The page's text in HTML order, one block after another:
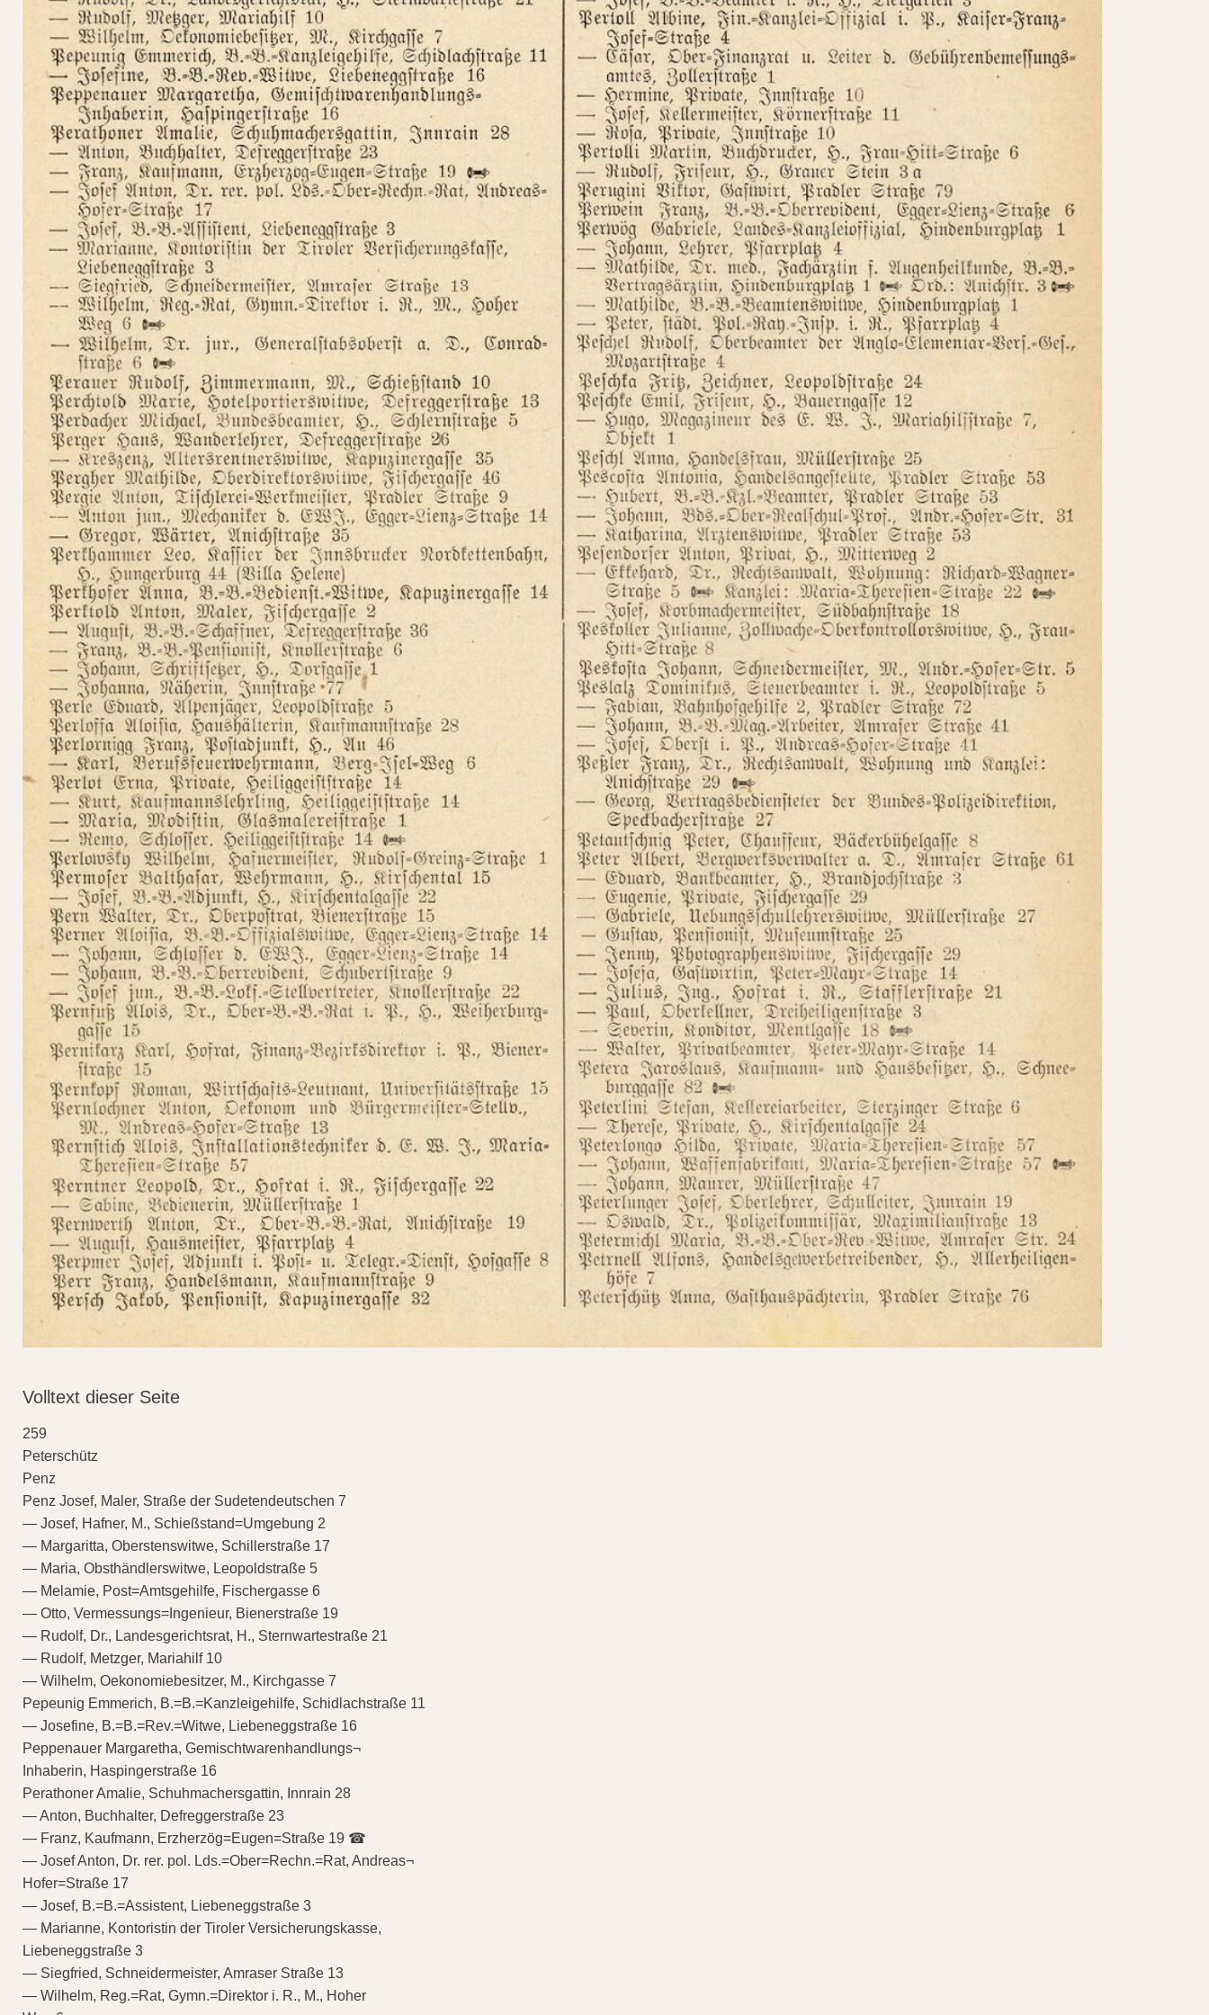
Volltext dieser Seite
259
Peterschütz
Penz
Penz Josef, Maler, Straße der Sudetendeutschen 7
— Josef, Hafner, M., Schießstand=Umgebung 2
— Margaritta, Oberstenswitwe, Schillerstraße 17
— Maria, Obsthändlerswitwe, Leopoldstraße 5
— Melamie, Post=Amtsgehilfe, Fischergasse 6
— Otto, Vermessungs=Ingenieur, Bienerstraße 19
— Rudolf, Dr., Landesgerichtsrat, H., Sternwartestraße 21
— Rudolf, Metzger, Mariahilf 10
— Wilhelm, Oekonomiebesitzer, M., Kirchgasse 7
Pepeunig Emmerich, B.=B.=Kanzleigehilfe, Schidlachstraße 11
— Josefine, B.=B.=Rev.=Witwe, Liebeneggstraße 16
Peppenauer Margaretha, Gemischtwarenhandlungs¬
Inhaberin, Haspingerstraße 16
Perathoner Amalie, Schuhmachersgattin, Innrain 28
— Anton, Buchhalter, Defreggerstraße 23
— Franz, Kaufmann, Erzherzög=Eugen=Straße 19 ☎
— Josef Anton, Dr. rer. pol. Lds.=Ober=Rechn.=Rat, Andreas¬
Hofer=Straße 17
— Josef, B.=B.=Assistent, Liebeneggstraße 3
— Marianne, Kontoristin der Tiroler Versicherungskasse,
Liebeneggstraße 3
— Siegfried, Schneidermeister, Amraser Straße 13
— Wilhelm, Reg.=Rat, Gymn.=Direktor i. R., M., Hoher